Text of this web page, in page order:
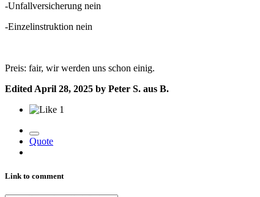
-Unfallversicherung nein
-Einzelinstruktion nein
Preis: fair, wir werden uns schon einig.
Edited April 28, 2025 by Peter S. aus B.
1
Quote
Link to comment